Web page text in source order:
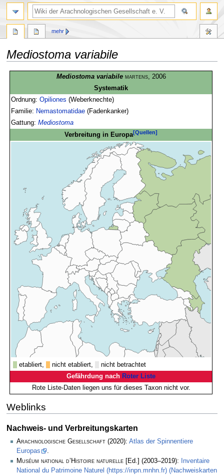
Mediostoma variabile
springen
springen
Mediostoma variabile martens, 2006
Systematik
Ordnung:Opiliones (Weberknechte)
Familie: Nemastomatidae (Fadenkanker)
Gattung:Mediostoma
Verbreitung in Europa[Quellen]
etabliert, nicht etabliert,
nicht betrachtet
Gefährdung nach Roter Liste
Rote Liste-Daten liegen uns für dieses Taxon nicht vor.
Weblinks
Nachweis- und Verbreitungskarten
Arachnologische Gesellschaft (2020): Atlas der Spinnentiere
Europas
.
Muséum national d’Histoire naturelle [Ed.] (2003–2019):
Inventaire
National du Patrimoine Naturel (https://inpn.mnhn.fr) (Nachweiskarten
mehr